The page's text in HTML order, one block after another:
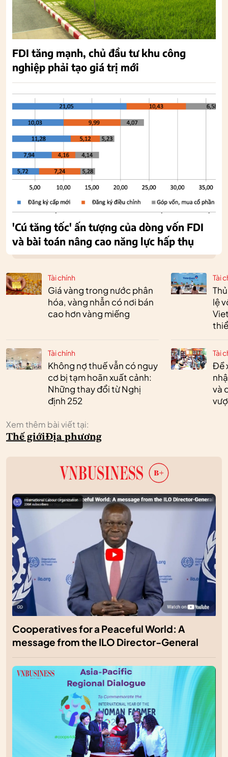
Tài chính
Giá vàng trong nước phân
hóa, vàng nhẫn có nơi bán
cao hơn vàng miếng
Tài chính
Không nợ thuế vẫn có nguy
cơ bị tạm hoãn xuất cảnh:
Những thay đổi từ Nghị
định 252
Tài
lệ
Tài
Đề
và
Xem thêm bài viết tại:
Thế giớiĐịa phương
FDI tăng mạnh, chủ đầu tư khu công
nghiệp phải tạo giá trị mới
'Cú tăng tốc' ấn tượng của dòng vốn FDI
và bài toán nâng cao năng lực hấp thụ
Cooperatives for a Peaceful World: A
message from the ILO Director-General